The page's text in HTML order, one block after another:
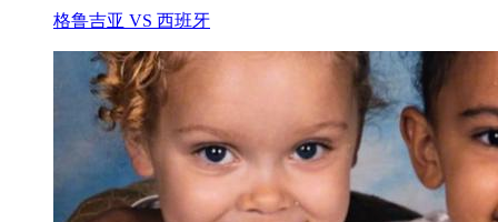
格鲁吉亚 VS 西班牙